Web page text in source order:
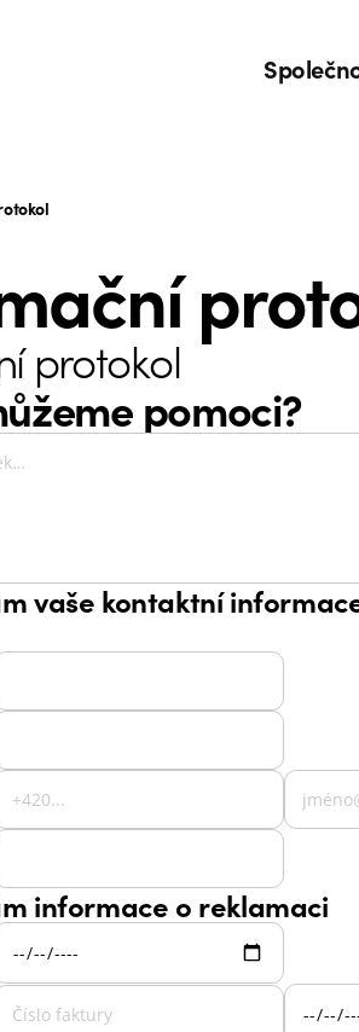
protokol
pomoci?
vaše kontaktní
informace o reklamaci